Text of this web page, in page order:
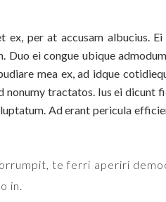
ex, per at accusam albucius.
Duo ei congue ubique
mea ex, ad idque
tractatos. Ius ei dicunt
Ad erant pericula
te ferri aperiri
in.